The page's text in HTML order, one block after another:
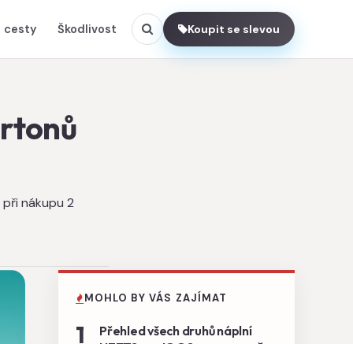
cesty Škodlivost Koupit se slevou
nákupu 2
MOHLO BY VÁS ZAJÍMAT
1
Přehled všech druhů náplní